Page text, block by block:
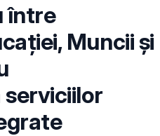
între
Muncii și